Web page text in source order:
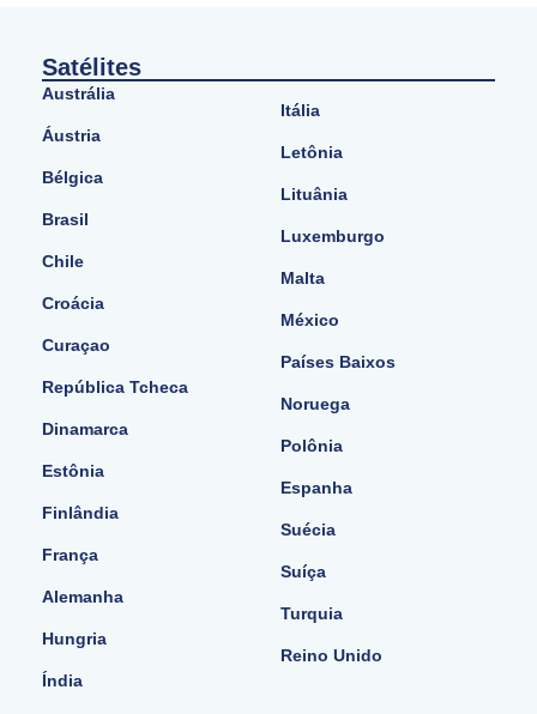
Satélites
Austrália
Áustria
Bélgica
Brasil
Chile
Croácia
Curaçao
República Tcheca
Dinamarca
Estônia
Finlândia
França
Alemanha
Hungria
Índia
Itália
Letônia
Lituânia
Luxemburgo
Malta
México
Países Baixos
Noruega
Polônia
Espanha
Suécia
Suíça
Turquia
Reino Unido